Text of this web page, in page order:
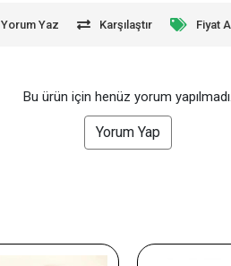
Yorum Yaz Karşılaştır Fiyat
Bu ürün için henüz yorum yapılmadı.
Yorum Yap